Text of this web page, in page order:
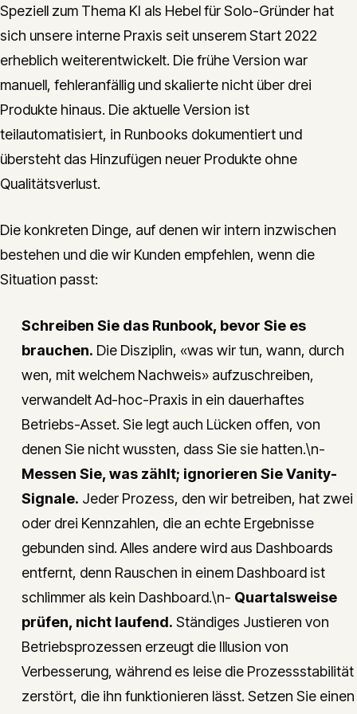
Speziell zum Thema KI als Hebel für Solo-Gründer hat
sich unsere interne Praxis seit unserem Start 2022
erheblich weiterentwickelt. Die frühe Version war
manuell, fehleranfällig und skalierte nicht über drei
Produkte hinaus. Die aktuelle Version ist
teilautomatisiert, in Runbooks dokumentiert und
übersteht das Hinzufügen neuer Produkte ohne
Qualitätsverlust.
Die konkreten Dinge, auf denen wir intern inzwischen
bestehen und die wir Kunden empfehlen, wenn die
Situation passt:
Schreiben Sie das Runbook, bevor Sie es
brauchen. Die Disziplin, «was wir tun, wann, durch
wen, mit welchem Nachweis» aufzuschreiben,
verwandelt Ad-hoc-Praxis in ein dauerhaftes
Betriebs-Asset. Sie legt auch Lücken offen, von
denen Sie nicht wussten, dass Sie sie hatten.\n-
Messen Sie, was zählt; ignorieren Sie Vanity-
Signale. Jeder Prozess, den wir betreiben, hat zwei
oder drei Kennzahlen, die an echte Ergebnisse
gebunden sind. Alles andere wird aus Dashboards
entfernt, denn Rauschen in einem Dashboard ist
schlimmer als kein Dashboard.\n- Quartalsweise
prüfen, nicht laufend. Ständiges Justieren von
Betriebsprozessen erzeugt die Illusion von
Verbesserung, während es leise die Prozessstabilität
zerstört, die ihn funktionieren lässt. Setzen Sie einen